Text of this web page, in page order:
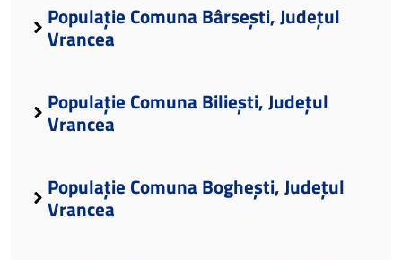
Populație Comuna Bârsești, Județul
Vrancea
Populație Comuna Biliești, Județul
Vrancea
Populație Comuna Boghești, Județul
Vrancea